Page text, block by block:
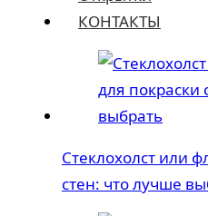
КОНТАКТЫ
Стеклохолст или
стен: что лучше